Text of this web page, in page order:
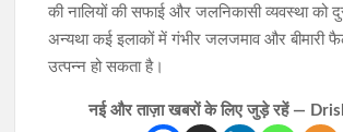
की नालियों की सफाई और जलनिकासी व्यवस्था को
अन्यथा कई इलाकों में गंभीर जलजमाव और बीमारी
उत्पन्न हो सकता है।
नई और ताज़ा खबरों के लिए जुड़े रहें —